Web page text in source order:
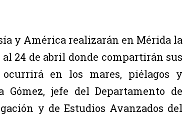
y América realizarán en Mérida la
24 de abril donde compartirán sus
en los mares, piélagos y
Gómez, jefe del Departamento de
y de Estudios Avanzados del